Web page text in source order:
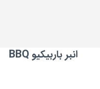
انبر باربیکیو BBQ